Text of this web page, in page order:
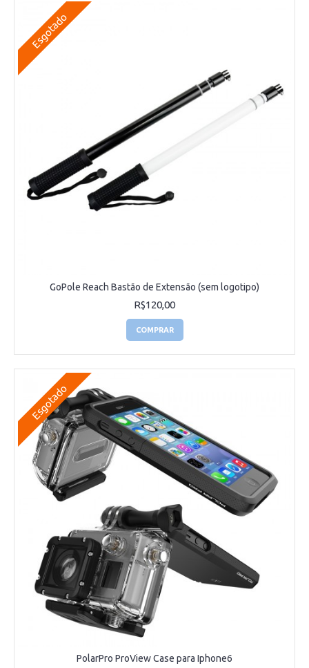
Esgotado
GoPole Reach Bastão de Extensão (sem logotipo)
R$120,00
COMPRAR
Esgotado
PolarPro ProView Case para Iphone6